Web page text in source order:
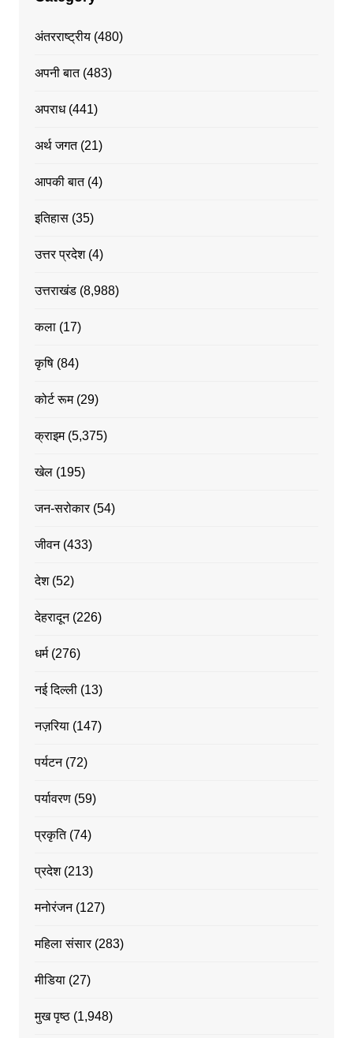
अंतरराष्ट्रीय(480)
अपनी बात(483)
अपराध(441)
अर्थ जगत(21)
आपकी बात(4)
इतिहास(35)
उत्तर प्रदेश(4)
उत्तराखंड(8,988)
कला(17)
कृषि(84)
कोर्ट रूम(29)
क्राइम(5,375)
खेल(195)
जन-सरोकार(54)
जीवन(433)
देश(52)
देहरादून(226)
धर्म(276)
नई दिल्ली(13)
नज़रिया(147)
पर्यटन(72)
पर्यावरण(59)
प्रकृति(74)
प्रदेश(213)
मनोरंजन(127)
महिला संसार(283)
मीडिया(27)
मुख पृष्ठ(1,948)